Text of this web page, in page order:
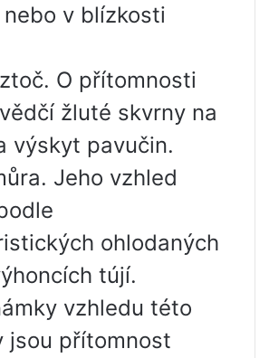
v blízkosti
O přítomnosti
žluté skvrny na
výskyt pavučin.
Jeho vzhled
ohlodaných
tújí.
vzhledu této
jsou přítomnost